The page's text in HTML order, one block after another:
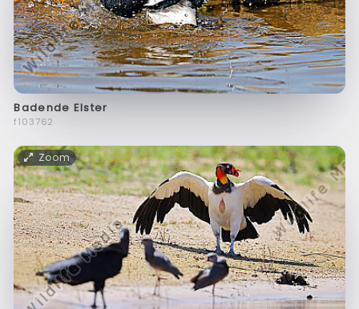
Badende Elster
f103762
Zoom